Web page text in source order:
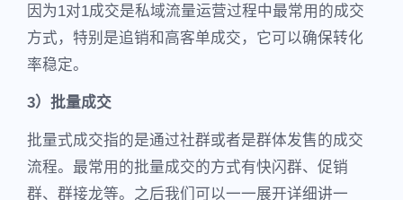
因为1对1成交是私域流量运营过程中最常用的成交
方式，特别是追销和高客单成交，它可以确保转化
率稳定。
3）批量成交
批量式成交指的是通过社群或者是群体发售的成交
流程。最常用的批量成交的方式有快闪群、促销
群、群接龙等。之后我们可以一一展开详细讲一